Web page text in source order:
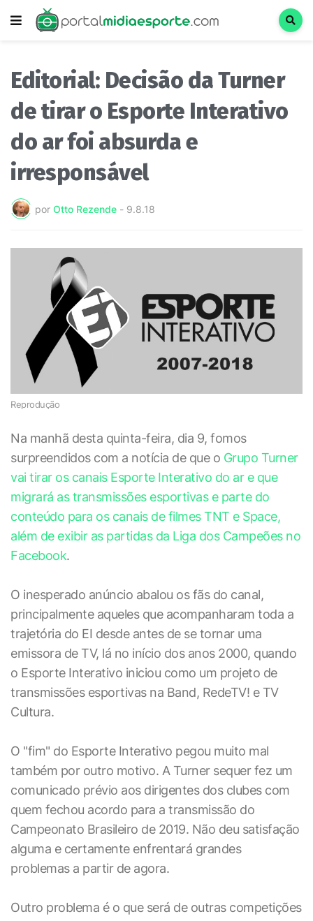
Editorial: Decisão da Turner
de tirar o Esporte Interativo
do ar foi absurda e
irresponsável
por Otto Rezende - 9.8.18
Reprodução
Na manhã desta quinta-feira, dia 9, fomos
surpreendidos com a notícia de que o Grupo Turner
vai tirar os canais Esporte Interativo do ar e que
migrará as transmissões esportivas e parte do
conteúdo para os canais de filmes TNT e Space,
além de exibir as partidas da Liga dos Campeões no
Facebook.
O inesperado anúncio abalou os fãs do canal,
principalmente aqueles que acompanharam toda a
trajetória do EI desde antes de se tornar uma
emissora de TV, lá no início dos anos 2000, quando
o Esporte Interativo iniciou como um projeto de
transmissões esportivas na Band, RedeTV! e TV
Cultura.
O "fim" do Esporte Interativo pegou muito mal
também por outro motivo. A Turner sequer fez um
comunicado prévio aos dirigentes dos clubes com
quem fechou acordo para a transmissão do
Campeonato Brasileiro de 2019. Não deu satisfação
alguma e certamente enfrentará grandes
problemas a partir de agora.
Outro problema é o que será de outras competições